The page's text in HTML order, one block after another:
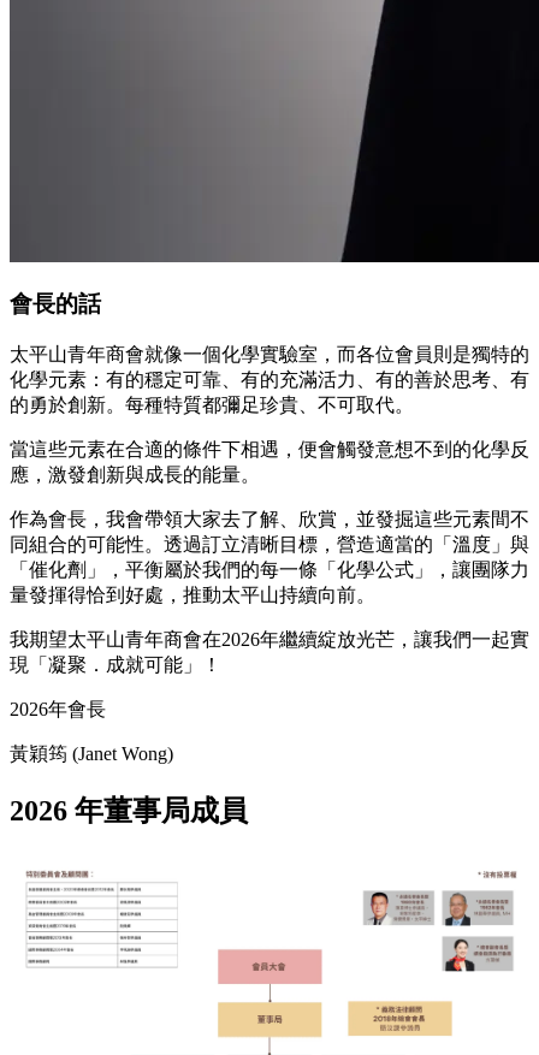
會長的話
太平山青年商會就像一個化學實驗室，而各位會員則是獨特的
化學元素：有的穩定可靠、有的充滿活力、有的善於思考、有
的勇於創新。每種特質都彌足珍貴、不可取代。
當這些元素在合適的條件下相遇，便會觸發意想不到的化學反
應，激發創新與成長的能量。
作為會長，我會帶領大家去了解、欣賞，並發掘這些元素間不
同組合的可能性。透過訂立清晰目標，營造適當的「溫度」與
「催化劑」，平衡屬於我們的每一條「化學公式」，讓團隊力
量發揮得恰到好處，推動太平山持續向前。
我期望太平山青年商會在2026年繼續綻放光芒，讓我們一起實
現「凝聚．成就可能」！
2026年會長
黃穎筠 (Janet Wong)
2026 年董事局成員